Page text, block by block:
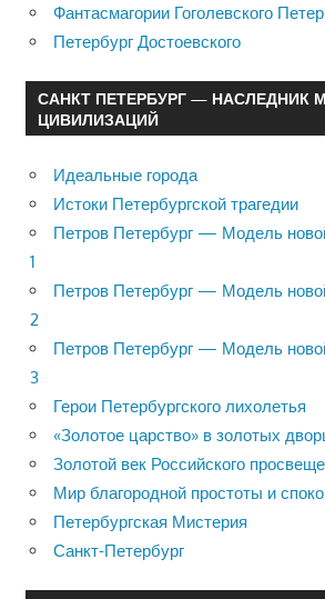
Фантасмагории Гоголевского
Петербург Достоевского
САНКТ ПЕТЕРБУРГ — НАСЛЕДНИК
ЦИВИЛИЗАЦИЙ
Идеальные города
Истоки Петербургской трагедии
Петров Петербург — Модель
1
Петров Петербург — Модель
2
Петров Петербург — Модель
3
Герои Петербургского лихолетья
«Золотое царство» в золотых
Золотой век Российского
Мир благородной простоты и
Петербургская Мистерия
Санкт-Петербург